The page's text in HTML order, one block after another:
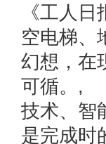
《工人
空电梯
幻想，在
可循。,
技术、智
是完成